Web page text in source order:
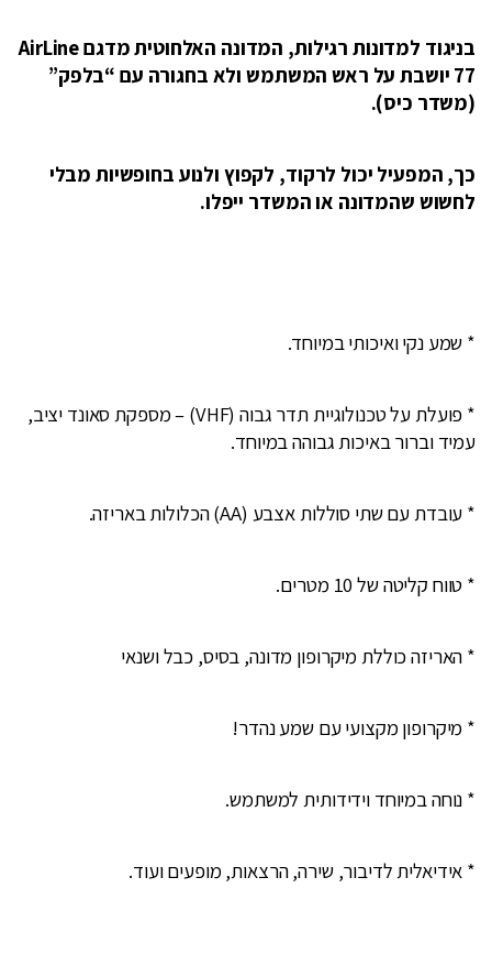
בניגוד למדונות רגילות, המדונה האלחוטית מדגם AirLine
77 יושבת על ראש המשתמש ולא בחגורה עם “בלפק”
(משדר כיס).
כך, המפעיל יכול לרקוד, לקפוץ ולנוע בחופשיות מבלי
לחשוש שהמדונה או המשדר ייפלו.
* שמע נקי ואיכותי במיוחד.
* פועלת על טכנולוגיית תדר גבוה (VHF) – מספקת סאונד יציב,
עמיד וברור באיכות גבוהה במיוחד.
* עובדת עם שתי סוללות אצבע (AA) הכלולות באריזה.
* טווח קליטה של 10 מטרים.
* האריזה כוללת מיקרופון מדונה, בסיס, כבל ושנאי
* מיקרופון מקצועי עם שמע נהדר!
* נוחה במיוחד וידידותית למשתמש.
* אידיאלית לדיבור, שירה, הרצאות, מופעים ועוד.